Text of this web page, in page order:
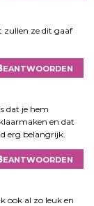
zullen ze dit gaaf
dat je hem
en dat
erg belangrijk.
ook al zo leuk en